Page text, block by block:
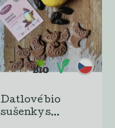
Datlové bio
sušenky s...